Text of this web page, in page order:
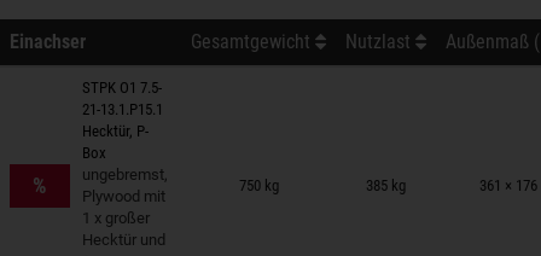
Einachser Gesamtgewicht Nutzlast Außenmaß
%
STPK O1 7.5-
21-13.1.P15.1
Hecktür, P-
Box
ungebremst,
Plywood mit
1 x großer
Hecktür und
750 kg 385 kg 361 ×
auf Merkzettel